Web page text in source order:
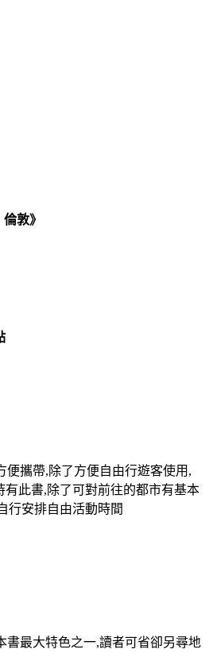
敦》
便攜帶,除了方便自由行遊客使用,
有此書,除了可對前往的都市有基本
行安排自由活動時間
書最大特色之一,讀者可省卻另尋地